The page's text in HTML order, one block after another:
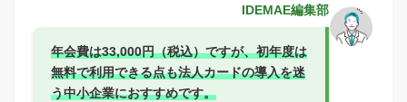
IDEMAE編集部
年会費は33,000円（税込）ですが、初年度は
無料で利用できる点も法人カードの導入を迷
う中小企業におすすめです。